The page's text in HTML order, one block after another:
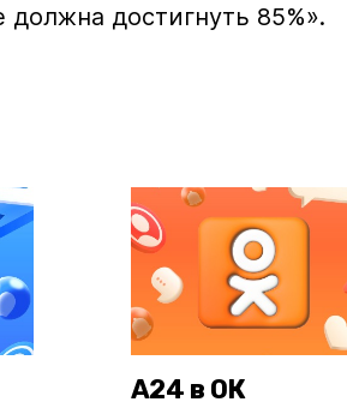
достигнуть 85%».
А24 в ОК